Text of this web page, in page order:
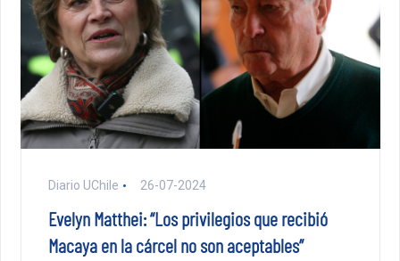
Diario UChile 26-07-2024
Evelyn Matthei: “Los privilegios que recibió
Macaya en la cárcel no son aceptables”